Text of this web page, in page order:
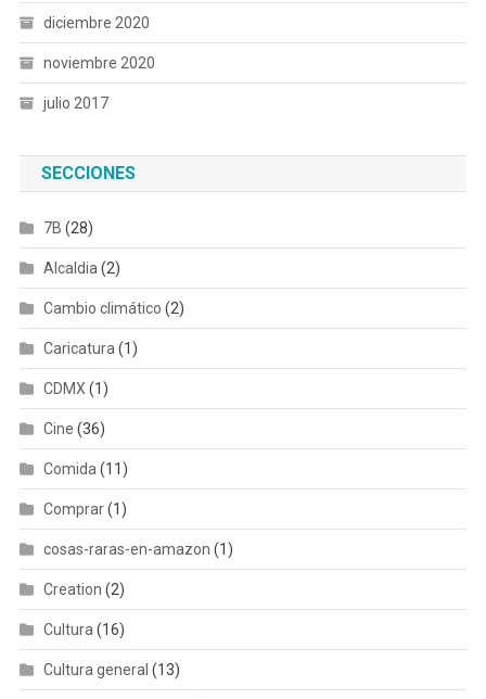
diciembre 2020
noviembre 2020
julio 2017
SECCIONES
7B (28)
Alcaldia (2)
Cambio climático (2)
Caricatura (1)
CDMX (1)
Cine (36)
Comida (11)
Comprar(1)
cosas-raras-en-amazon (1)
Creation (2)
Cultura (16)
Cultura general (13)